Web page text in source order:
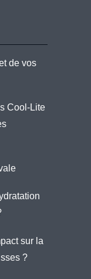
de vos
Cool-Lite
sur la
?